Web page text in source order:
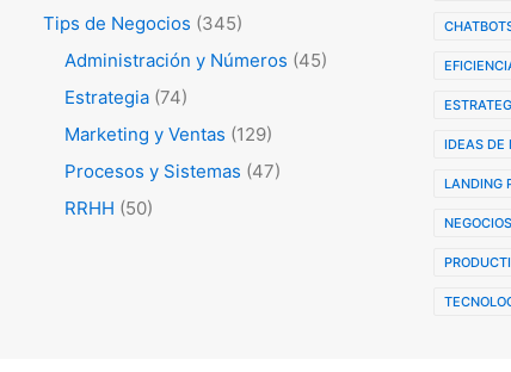
Tips de Negocios (345)
Administración y Números (45)
Estrategia (74)
Marketing y Ventas (129)
Procesos y Sistemas (47)
RRHH (50)
IDEAS DE
LANDING